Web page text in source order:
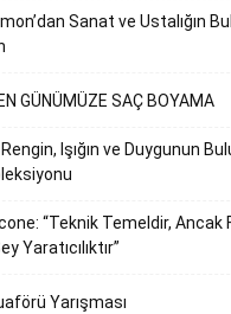
Sanat ve Ustalığın
GÜNÜMÜZE SAÇ BOYAMA
Rengin, Işığın ve Duygunun
“Teknik Temeldir, Ancak
Yaratıcılıktır”
Yarışması